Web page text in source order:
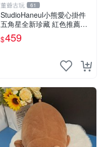
董爺古玩 61
StudioHaneul小熊愛心掛件
五角星全新珍藏 紅色推薦收
藏 玩具掛飾 掛件 新品
$459